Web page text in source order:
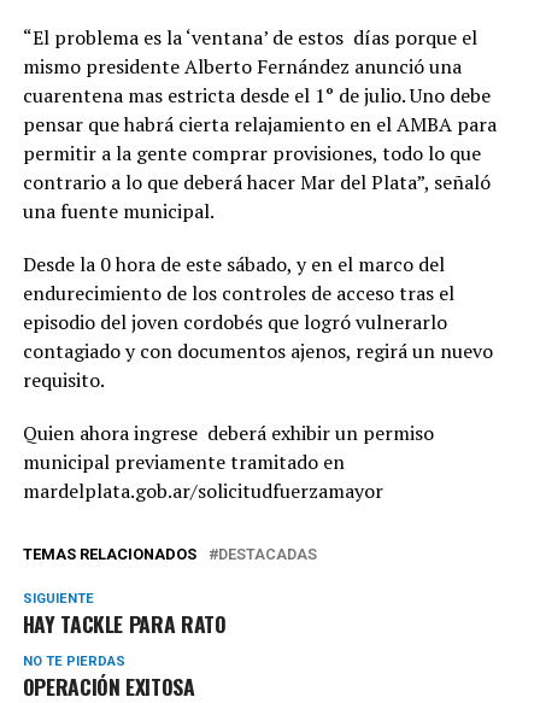
“El problema es la ‘ventana’ de estos días porque el
mismo presidente Alberto Fernández anunció una
cuarentena mas estricta desde el 1° de julio. Uno debe
pensar que habrá cierta relajamiento en el AMBA para
permitir a la gente comprar provisiones, todo lo que
contrario a lo que deberá hacer Mar del Plata”, señaló
una fuente municipal.
Desde la 0 hora de este sábado, y en el marco del
endurecimiento de los controles de acceso tras el
episodio del joven cordobés que logró vulnerarlo
contagiado y con documentos ajenos, regirá un nuevo
requisito.
Quien ahora ingrese deberá exhibir un permiso
municipal previamente tramitado en
mardelplata.gob.ar/solicitudfuerzamayor
TEMAS RELACIONADOS DESTACADAS
SIGUIENTE
HAY TACKLE PARA RATO
NO TE PIERDAS
OPERACIÓN EXITOSA